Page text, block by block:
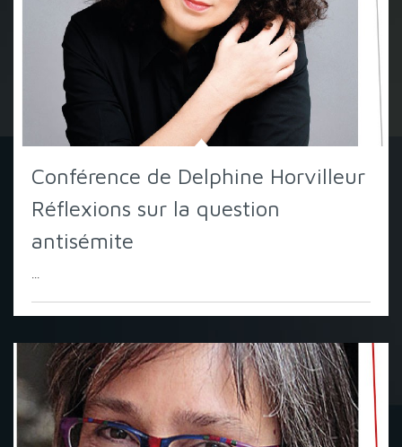
Conférence de Delphine Horvilleur
Réflexions sur la question
antisémite
...